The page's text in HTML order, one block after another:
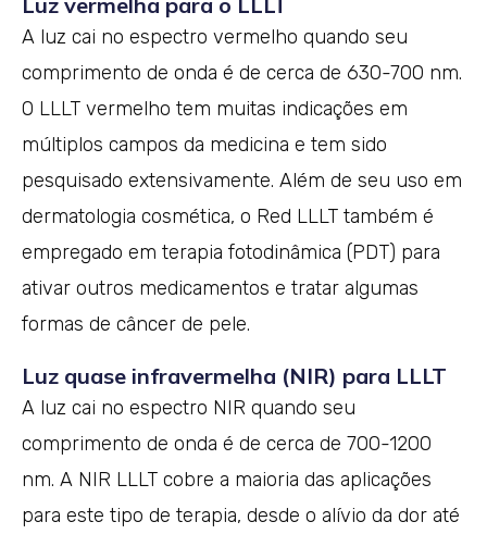
A luz cai no espectro vermelho quando seu
comprimento de onda é de cerca de 630-700 nm.
O LLLT vermelho tem muitas indicações em
múltiplos campos da medicina e tem sido
pesquisado extensivamente. Além de seu uso em
dermatologia cosmética, o Red LLLT também é
empregado em terapia fotodinâmica (PDT) para
ativar outros medicamentos e tratar algumas
formas de câncer de pele.
Luz quase infravermelha (NIR) para LLLT
A luz cai no espectro NIR quando seu
comprimento de onda é de cerca de 700-1200
nm. A NIR LLLT cobre a maioria das aplicações
para este tipo de terapia, desde o alívio da dor até